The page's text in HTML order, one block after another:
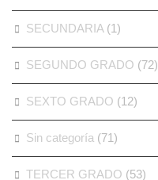
SECUNDARIA (1)
SEGUNDO GRADO (72)
SEXTO GRADO (12)
Sin categoría (71)
TERCER GRADO (53)